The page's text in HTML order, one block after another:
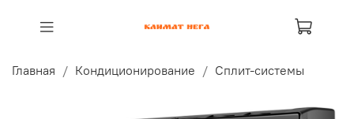
Главная Кондиционирование Сплит-системы